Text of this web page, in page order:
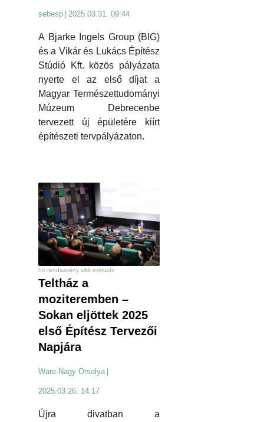
sebesp 2025.03.31. 09:44
A Bjarke Ingels Group (BIG)
és a Vikár és Lukács Építész
Stúdió Kft. közös pályázata
nyerte el az első díjat a
Magyar Természettudományi
Múzeum Debrecenbe
tervezett új épületére kiírt
építészeti tervpályázaton.
hír rendezvény cikk exkluzív
Teltház a
moziteremben –
Sokan eljöttek 2025
első Építész Tervezői
Napjára
Ware-Nagy Orsolya |
2025.03.26. 14:17
Újra divatban a